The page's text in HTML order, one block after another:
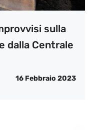
sulla
dalla Centrale
16 Febbraio 2023